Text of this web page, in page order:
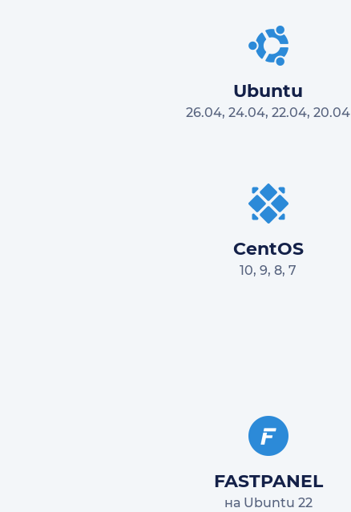
Ubuntu
26.04, 24.04, 22.04, 20.04
CentOS
10, 9, 8, 7
FASTPANEL
на Ubuntu 22